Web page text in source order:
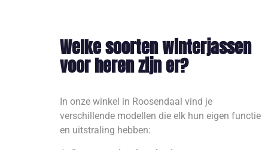
Welke soorten winterjassen
voor heren zijn er?
In onze winkel in Roosendaal vind je
verschillende modellen die elk hun eigen functie
en uitstraling hebben: